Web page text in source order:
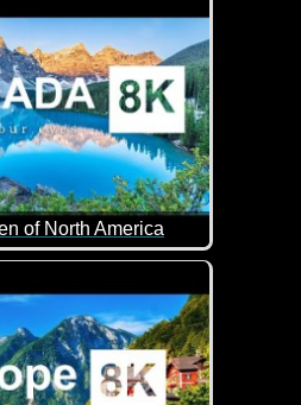
of North America
Land, das im